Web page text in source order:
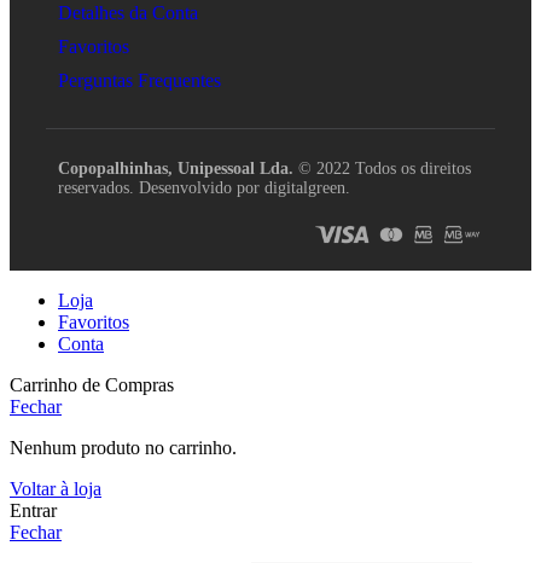
Detalhes da Conta
Favoritos
Perguntas Frequentes
Copopalhinhas, Unipessoal Lda. © 2022 Todos os direitos
reservados. Desenvolvido por digitalgreen.
Loja
Favoritos
Conta
Carrinho de Compras
Fechar
Nenhum produto no carrinho.
Voltar à loja
Entrar
Fechar